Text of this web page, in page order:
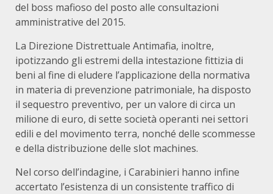
del boss mafioso del posto alle consultazioni
amministrative del 2015.
La Direzione Distrettuale Antimafia, inoltre,
ipotizzando gli estremi della intestazione fittizia di
beni al fine di eludere l’applicazione della normativa
in materia di prevenzione patrimoniale, ha disposto
il sequestro preventivo, per un valore di circa un
milione di euro, di sette società operanti nei settori
edili e del movimento terra, nonché delle scommesse
e della distribuzione delle slot machines.
Nel corso dell’indagine, i Carabinieri hanno infine
accertato l’esistenza di un consistente traffico di